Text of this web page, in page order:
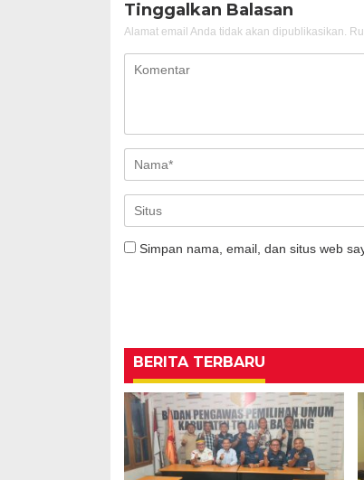
Tinggalkan Balasan
Alamat email Anda tidak akan dipublikasikan.
Simpan nama, email, dan situs web
BERITA TERBARU